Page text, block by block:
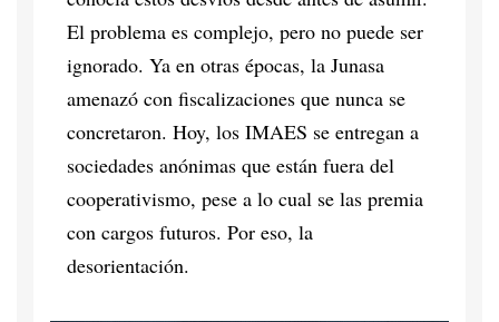
El problema es complejo, pero no puede ser
ignorado. Ya en otras épocas, la Junasa
amenazó con fiscalizaciones que nunca se
concretaron. Hoy, los IMAES se entregan a
sociedades anónimas que están fuera del
cooperativismo, pese a lo cual se las premia
con cargos futuros. Por eso, la
desorientación.